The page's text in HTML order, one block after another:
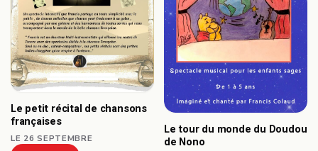
Le petit récital de chansons
françaises
LE 26 SEPTEMBRE
Le tour du monde du Doudou
de Nono